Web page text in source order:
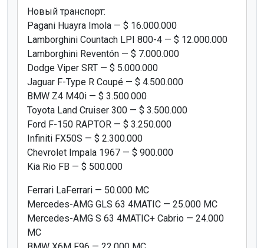
Новый транспорт:
Pagani Huayra Imola — $ 16.000.000
Lamborghini Countach LPI 800-4 — $ 12.000.000
Lamborghini Reventón — $ 7.000.000
Dodge Viper SRT — $ 5.000.000
Jaguar F-Type R Coupé — $ 4.500.000
BMW Z4 M40i — $ 3.500.000
Toyota Land Cruiser 300 — $ 3.500.000
Ford F-150 RAPTOR — $ 3.250.000
Infiniti FX50S — $ 2.300.000
Chevrolet Impala 1967 — $ 900.000
Kia Rio FB — $ 500.000
Ferrari LaFerrari — 50.000 MC
Mercedes-AMG GLS 63 4MATIC — 25.000 MC
Mercedes-AMG S 63 4MATIC+ Cabrio — 24.000
MC